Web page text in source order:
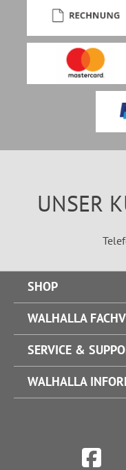
UNSER
SHOP
WALHALLA
SERVICE &
WALHALLA